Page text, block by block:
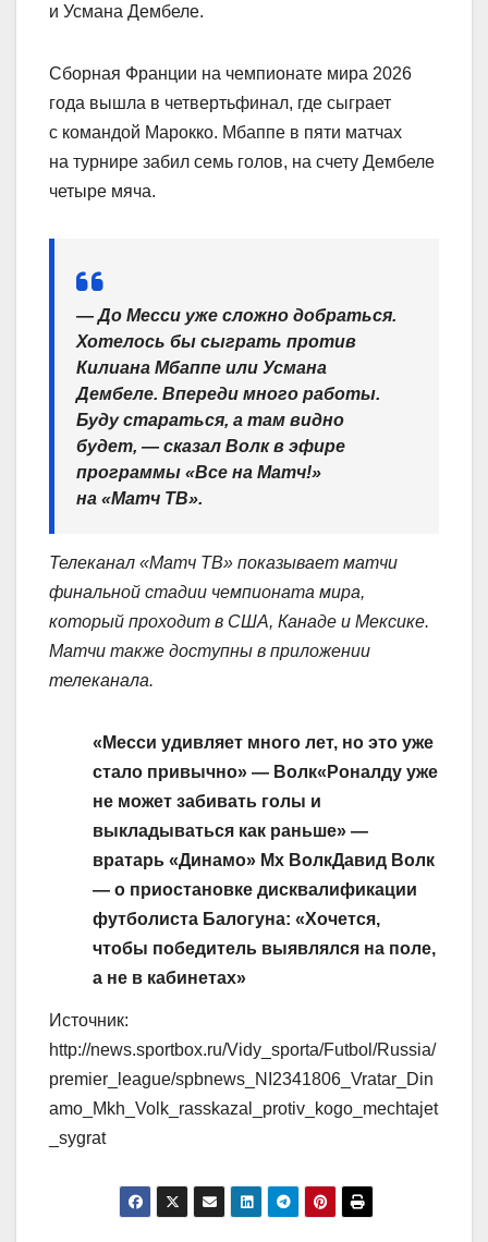
и Усмана Дембеле.
Сборная Франции на чемпионате мира 2026
года вышла в четвертьфинал, где сыграет
с командой Марокко. Мбаппе в пяти матчах
на турнире забил семь голов, на счету Дембеле
четыре мяча.
— До Месси уже сложно добраться.
Хотелось бы сыграть против
Килиана Мбаппе или Усмана
Дембеле. Впереди много работы.
Буду стараться, а там видно
будет, — сказал Волк в эфире
программы «Все на Матч!»
на «Матч ТВ».
Телеканал «Матч ТВ» показывает матчи
финальной стадии чемпионата мира,
который проходит в США, Канаде и Мексике.
Матчи также доступны в приложении
телеканала.
«Месси удивляет много лет, но это уже
стало привычно» — Волк«Роналду уже
не может забивать голы и
выкладываться как раньше» —
вратарь «Динамо» Мх ВолкДавид Волк
— о приостановке дисквалификации
футболиста Балогуна: «Хочется,
чтобы победитель выявлялся на поле,
а не в кабинетах»
Источник:
http://news.sportbox.ru/Vidy_sporta/Futbol/Russia/
premier_league/spbnews_NI2341806_Vratar_Din
amo_Mkh_Volk_rasskazal_protiv_kogo_mechtajet
_sygrat